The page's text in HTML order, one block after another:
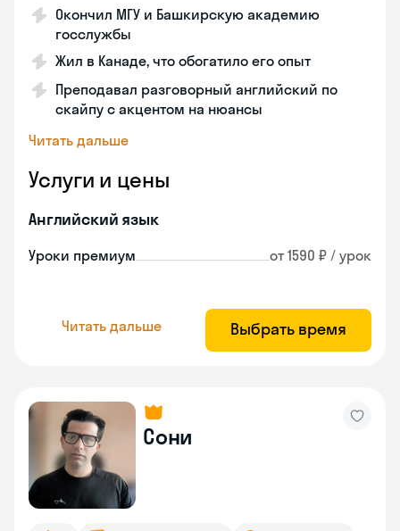
Окончил МГУ и Башкирскую академию
госслужбы
Жил в Канаде, что обогатило его опыт
Преподавал разговорный английский по
скайпу с акцентом на нюансы
Читать дальше
Услуги и цены
Английский язык
Уроки премиум от 1590 ₽ / урок
Читать дальше Выбрать время
Сони